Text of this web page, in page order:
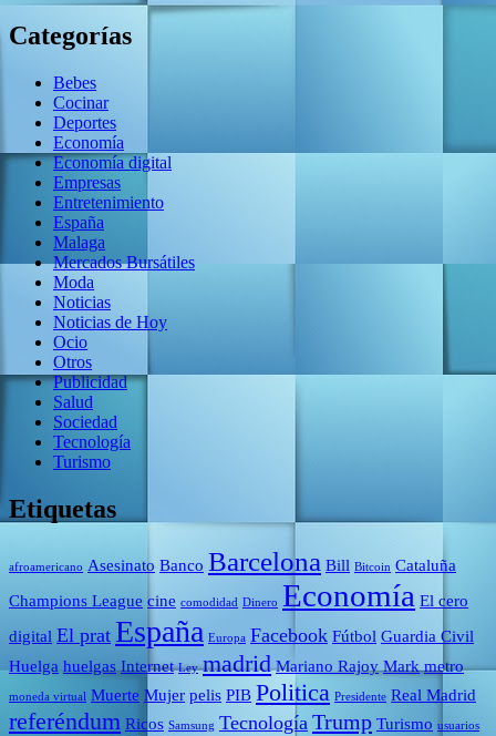
Categorías
Bebes
Cocinar
Deportes
Economía
Economía digital
Empresas
Entretenimiento
España
Malaga
Mercados Bursátiles
Moda
Noticias
Noticias de Hoy
Ocio
Otros
Publicidad
Salud
Sociedad
Tecnología
Turismo
Etiquetas
afroamericano Asesinato Banco Barcelona Bill Bitcoin Cataluña
Champions League cine comodidad Dinero Economía El cero
digital El prat España Europa Facebook Fútbol Guardia Civil
Huelga huelgas Internet Ley madrid Mariano Rajoy Mark metro
moneda virtual Muerte Mujer pelis PIB Politica Presidente Real Madrid
referéndum Ricos Samsung Tecnología Trump Turismo usuarios